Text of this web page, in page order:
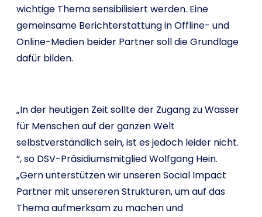
wichtige Thema sensibilisiert werden. Eine
gemeinsame Berichterstattung in Offline- und
Online-Medien beider Partner soll die Grundlage
dafür bilden.
„In der heutigen Zeit sollte der Zugang zu Wasser
für Menschen auf der ganzen Welt
selbstverständlich sein, ist es jedoch leider nicht.
“, so DSV-Präsidiumsmitglied Wolfgang Hein.
„Gern unterstützen wir unseren Social Impact
Partner mit unsereren Strukturen, um auf das
Thema aufmerksam zu machen und